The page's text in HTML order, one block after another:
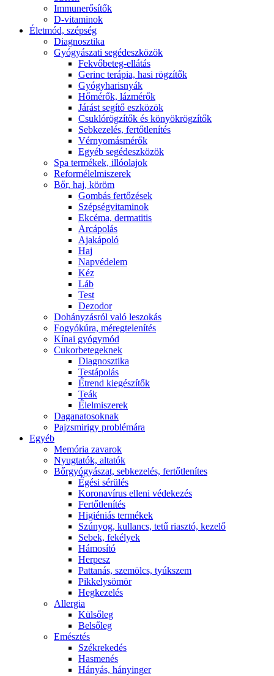
Immunerősítők
D-vitaminok
Életmód, szépség
Diagnosztika
Gyógyászati segédeszközök
Fekvőbeteg-ellátás
Gerinc terápia, hasi rögzítők
Gyógyharisnyák
Hőmérők, lázmérők
Járást segítő eszközök
Csuklórögzítők és könyökrögzítők
Sebkezelés, fertőtlenítés
Vérnyomásmérők
Egyéb segédeszközök
Spa termékek, illóolajok
Reformélelmiszerek
Bőr, haj, köröm
Gombás fertőzések
Szépségvitaminok
Ekcéma, dermatitis
Arcápolás
Ajakápoló
Haj
Napvédelem
Kéz
Láb
Test
Dezodor
Dohányzásról való leszokás
Fogyókúra, méregtelenítés
Kínai gyógymód
Cukorbetegeknek
Diagnosztika
Testápolás
É́trend kiegészítők
Teák
É́lelmiszerek
Daganatosoknak
Pajzsmirigy problémára
Egyéb
Memória zavarok
Nyugtatók, altatók
Bőrgyógyászat, sebkezelés, fertőtlenítes
É́gési sérülés
Koronavírus elleni védekezés
Fertőtlenítés
Higiéniás termékek
Szúnyog, kullancs, tetű riasztó, kezelő
Sebek, fekélyek
Hámosító
Herpesz
Pattanás, szemölcs, tyúkszem
Pikkelysömör
Hegkezelés
Allergia
Külsőleg
Belsőleg
Emésztés
Székrekedés
Hasmenés
Hányás, hányinger